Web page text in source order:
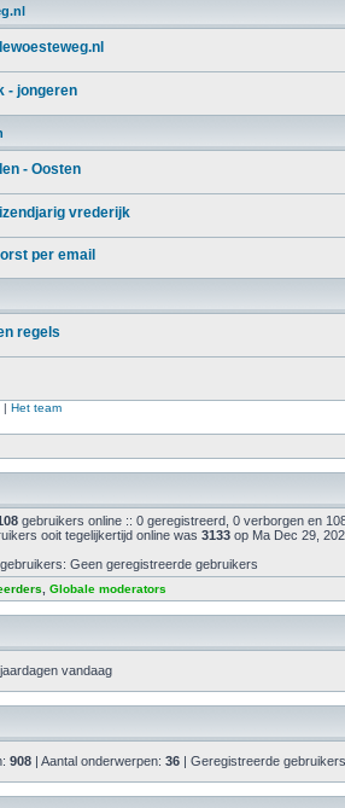
- jongeren
- Oosten
vrederijk
per email
regels
| Het team
gebruikers online :: 0 geregistreerd, 0 verborgen en
ooit tegelijkertijd online was 3133 op Ma Dec 29,
Geen geregistreerde gebruikers
Globale moderators
vandaag
908 | Aantal onderwerpen: 36 | Geregistreerde